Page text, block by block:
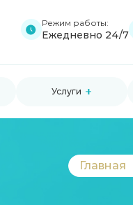
Режим работы:
Ежедневно 24/7
Услуги
Главная